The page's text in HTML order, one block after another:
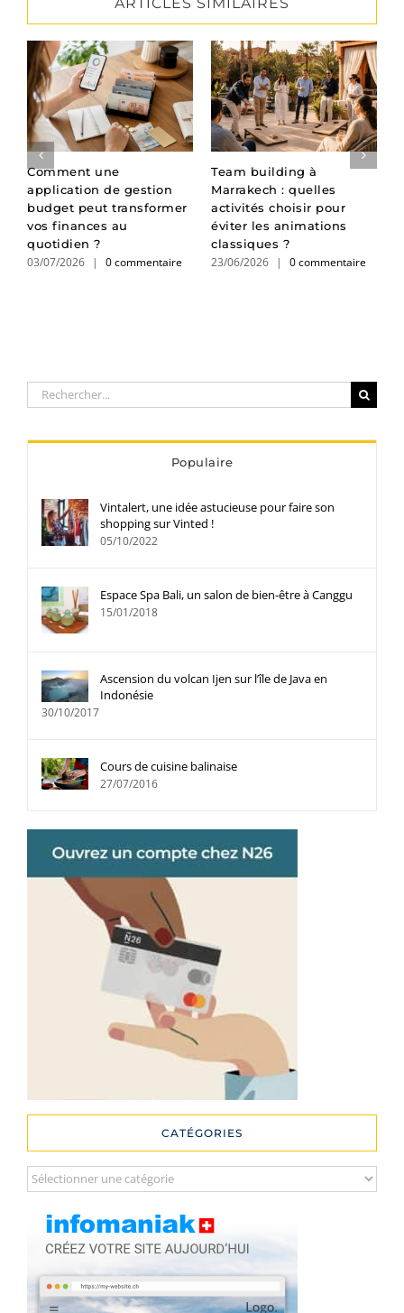
Comment une
application de gestion
budget peut transformer
vos finances au
quotidien ?
03/07/2026 | 0 commentaire
Team building à
Marrakech : quelles
activités choisir pour
éviter les animations
classiques ?
23/06/2026 | 0 commentaire
Rechercher:
Populaire
Vintalert, une idée astucieuse pour faire son
shopping sur Vinted !
05/10/2022
Espace Spa Bali, un salon de bien-être à Canggu
15/01/2018
Ascension du volcan Ijen sur l’île de Java en
Indonésie
30/10/2017
Cours de cuisine balinaise
27/07/2016
CATÉGORIES
Catégories